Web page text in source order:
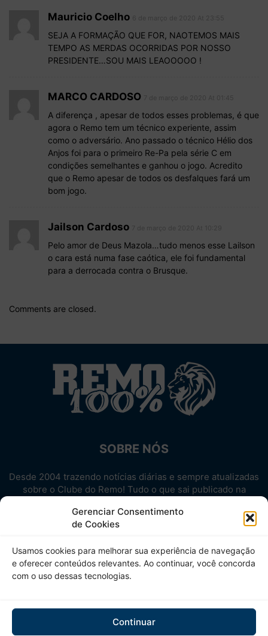
Gerenciar Consentimento
de Cookies
Usamos cookies para melhorar sua experiência de navegação
e oferecer conteúdos relevantes. Ao continuar, você concorda
com o uso dessas tecnologias.
Continuar
Mauricio Coelho
SEJA A FORMAÇÃO QUE FOR, NAOTEMOS MAIS
TEMPO AS MERDAS OCORRIDAS POR NOSSO
PRESIDENTE…SOU MAIS LEAOOOOO !
MARCO CARDOSO
A diferença , apesar de todos esses problemas, é que
agora o Remo tem um técnico experiente, assim
como o adversário. Ano passado o técnico Hélio dos
Anjos foi para o primeiro Re-Pa pela série C em
condições semelhantes e ganhou o jogo. Acredito
que o Remo apesar de todos os desfalques fará um
bom jogo.
Jailson Cardoso
Pelo amor de Deus Mazola…tudo menos esse Lailson
o cara está numa fase caótica, ele foi fundamental
para a derrocada contra o Brusque.
Comments are closed.
SOBRE NÓS
Desde 2004 trazendo notícias diárias e sempre atualizadas
sobre o Clube do Remo! Tudo o que sai publicado na
Aproveite! Site não-oficial.
SIGA-NOS